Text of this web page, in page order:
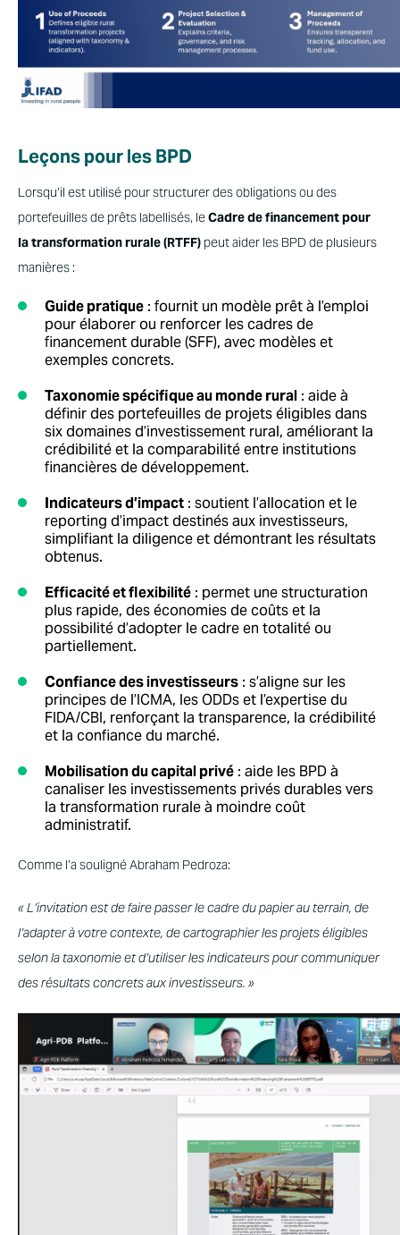
Leçons pour les BPD
Lorsqu’il est utilisé pour structurer des obligations ou des
portefeuilles de prêts labellisés, leCadre de financement pour
la transformation rurale (RTFF) peut aider les BPD de plusieurs
manières :
Guide pratique : fournit un modèle prêt à l’emploi
pour élaborer ou renforcer les cadres de
financement durable (SFF), avec modèles et
exemples concrets.
Taxonomie spécifique au monde rural : aide à
définir des portefeuilles de projets éligibles dans
six domaines d’investissement rural, améliorant la
crédibilité et la comparabilité entre institutions
financières de développement.
Indicateurs d’impact : soutient l’allocation et le
reporting d’impact destinés aux investisseurs,
simplifiant la diligence et démontrant les résultats
obtenus.
Efficacité et flexibilité : permet une structuration
plus rapide, des économies de coûts et la
possibilité d’adopter le cadre en totalité ou
partiellement.
Confiance des investisseurs : s’aligne sur les
principes de l’ICMA, les ODDs et l’expertise du
FIDA/CBI, renforçant la transparence, la crédibilité
et la confiance du marché.
Mobilisation du capital privé : aide les BPD à
canaliser les investissements privés durables vers
la transformation rurale à moindre coût
administratif.
Comme l’a souligné Abraham Pedroza:
« L’invitation est de faire passer le cadre du papier au terrain, de
l’adapter à votre contexte, de cartographier les projets éligibles
selon la taxonomie et d’utiliser les indicateurs pour communiquer
des résultats concrets aux investisseurs. »